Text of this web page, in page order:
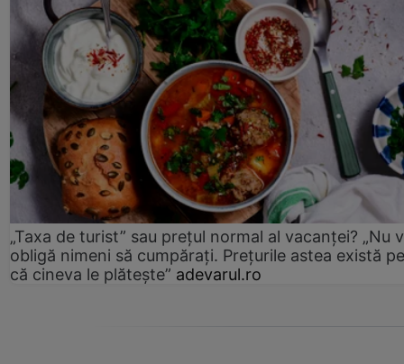
„Taxa de turist” sau prețul normal al vacanței? „Nu
obligă nimeni să cumpărați. Prețurile astea există
că cineva le plătește” adevarul.ro